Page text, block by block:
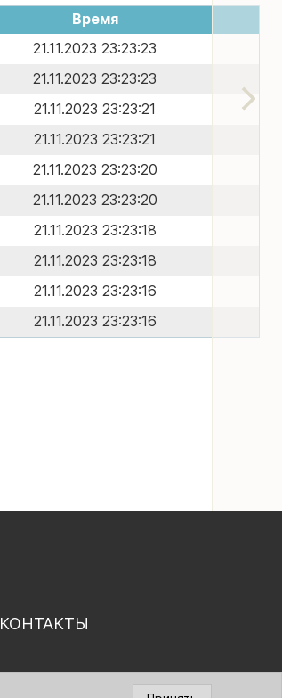
Время
21.11.2023 23:23:23
21.11.2023 23:23:23
21.11.2023 23:23:21
21.11.2023 23:23:21
21.11.2023 23:23:20
21.11.2023 23:23:20
21.11.2023 23:23:18
21.11.2023 23:23:18
21.11.2023 23:23:16
21.11.2023 23:23:16
КОНТАКТЫ